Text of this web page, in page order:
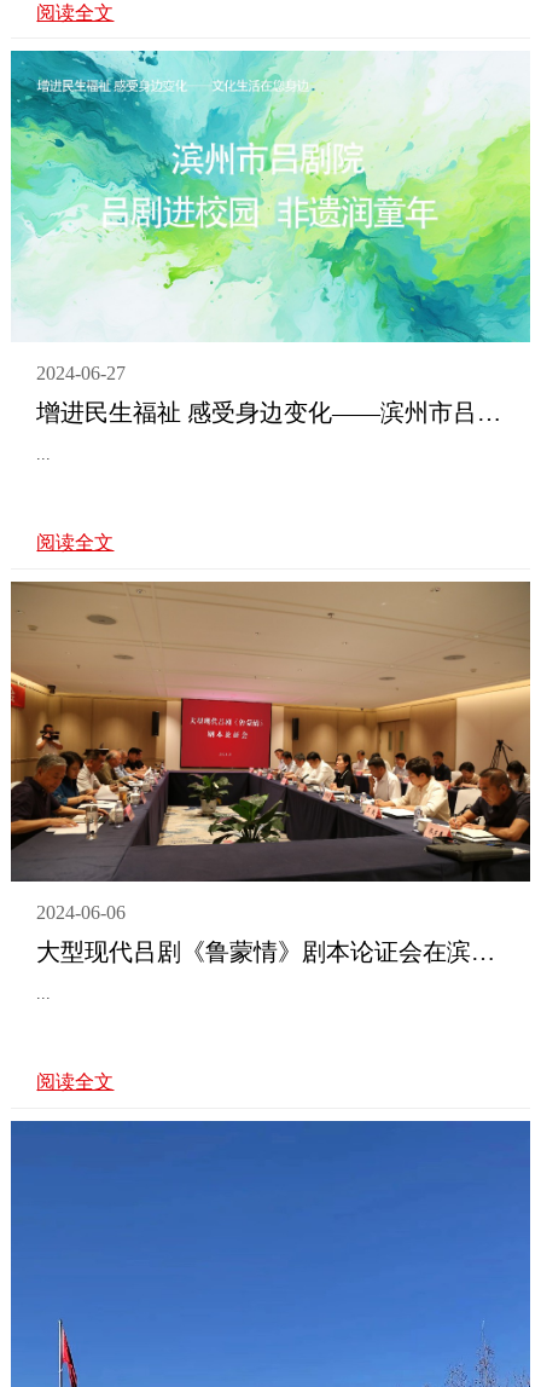
阅读全文
2024-06-27
增进民生福祉 感受身边变化——滨州市吕剧院吕剧进校园 非遗润童年
...
阅读全文
2024-06-06
大型现代吕剧《鲁蒙情》剧本论证会在滨州举行
...
阅读全文